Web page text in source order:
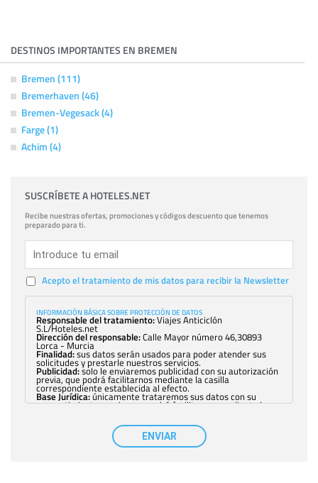
DESTINOS IMPORTANTES EN BREMEN
Bremen (111)
Bremerhaven (46)
Bremen-Vegesack (4)
Farge (1)
Achim (4)
SUSCRÍBETE A HOTELES.NET
Recibe nuestras ofertas, promociones y códigos descuento que tenemos
preparado para ti.
Acepto el tratamiento de mis datos para recibir la Newsletter
INFORMACIÓN BÁSICA SOBRE PROTECCIÓN DE DATOS
Responsable del tratamiento:Viajes Anticiclón
S.L/Hoteles.net
Dirección del responsable:Calle Mayor número 46,30893
Lorca - Murcia
Finalidad:sus datos serán usados para poder atender sus
solicitudes y prestarle nuestros servicios.
Publicidad:solo le enviaremos publicidad con su autorización
previa, que podrá facilitarnos mediante la casilla
correspondiente establecida al efecto.
Base Jurídica:únicamente trataremos sus datos con su
consentimiento previo, que podrá facilitarnos mediante la
con carácter general, sólo el personal de
nuestra entidad que esté debidamente autorizado podrá
tener conocimiento de la información que le pedimos. No se
comunicarán datos a terceros.
ENVIAR